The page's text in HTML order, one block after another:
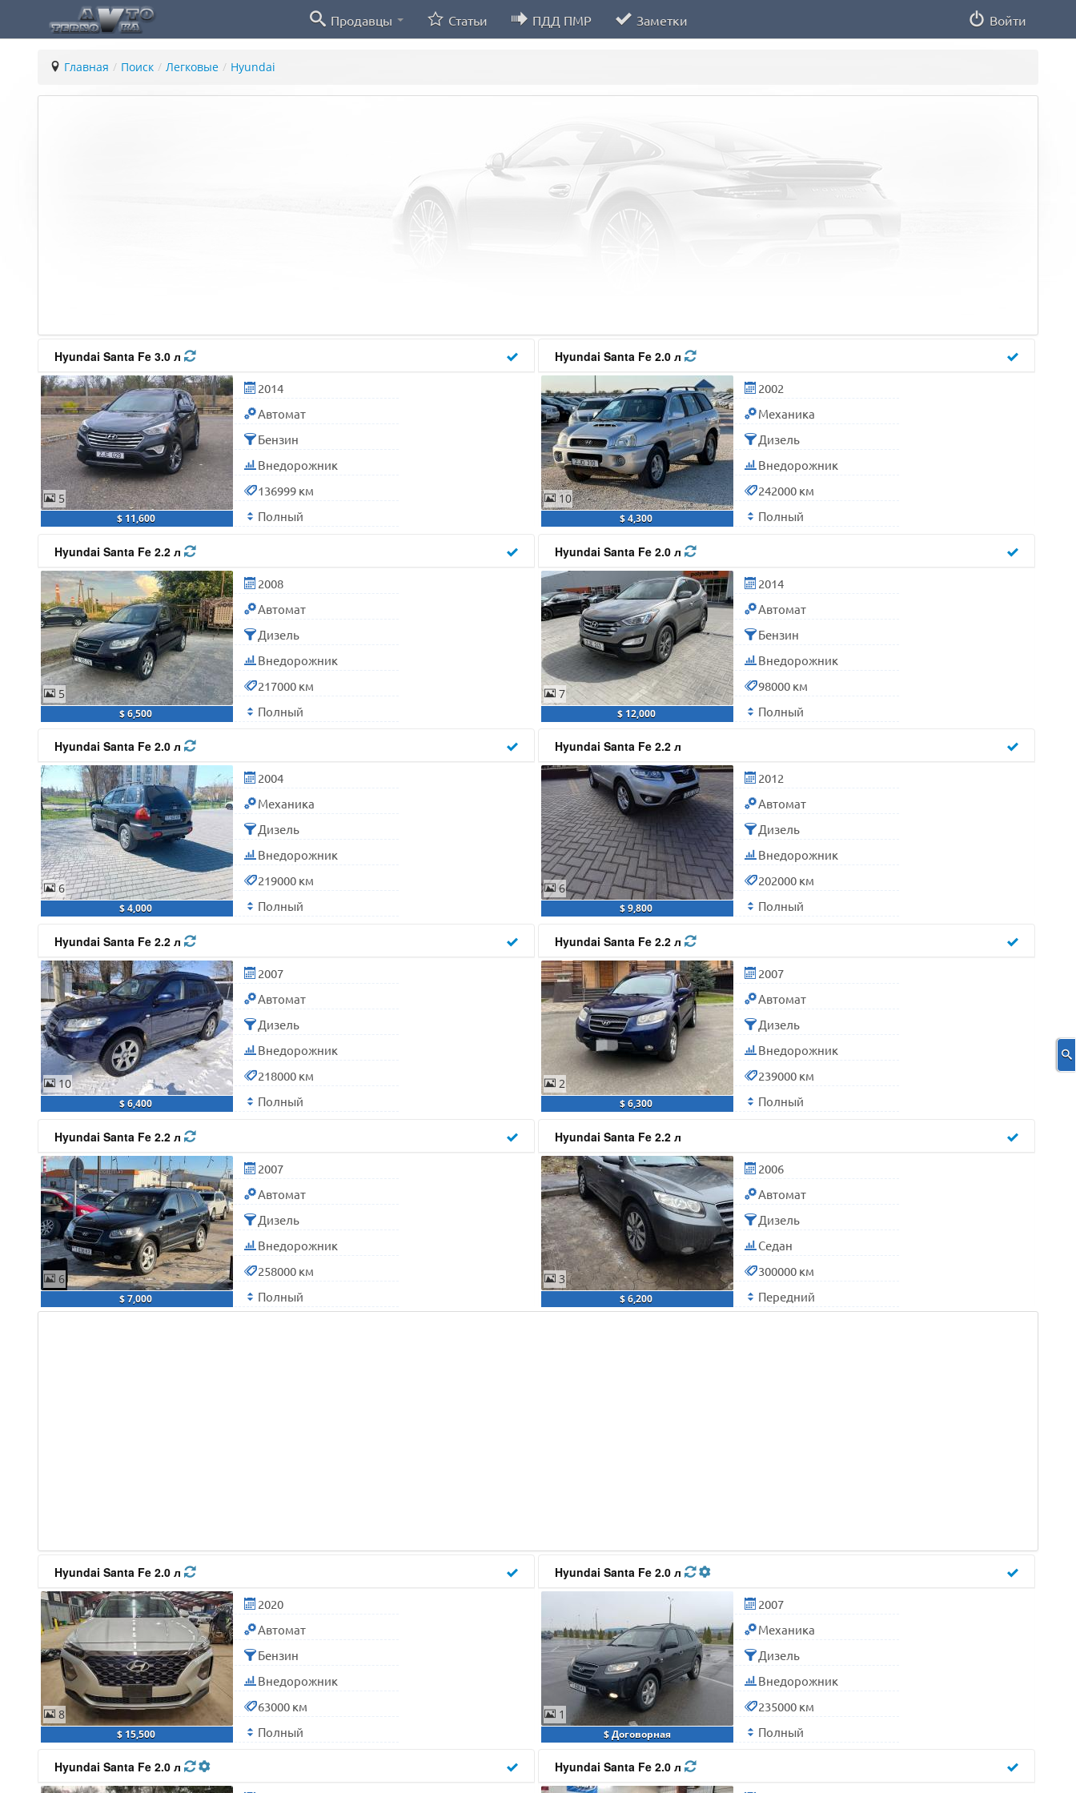
Войти
Продавцы Статьи ПДД ПМР Заметки
Главная / Поиск / Легковые / Hyundai
Hyundai Santa Fe 3.0 л
5
$ 11,600
2014
Автомат
Бензин
Внедорожник
136999 км
Полный
Hyundai Santa Fe 2.0 л
10
$ 4,300
2002
Механика
Дизель
Внедорожник
242000 км
Полный
Hyundai Santa Fe 2.2 л
5
$ 6,500
2008
Автомат
Дизель
Внедорожник
217000 км
Полный
Hyundai Santa Fe 2.0 л
7
$ 12,000
2014
Автомат
Бензин
Внедорожник
98000 км
Полный
Hyundai Santa Fe 2.0 л
6
$ 4,000
2004
Механика
Дизель
Внедорожник
219000 км
Полный
Hyundai Santa Fe 2.2 л
6
$ 9,800
2012
Автомат
Дизель
Внедорожник
202000 км
Полный
Hyundai Santa Fe 2.2 л
10
$ 6,400
2007
Автомат
Дизель
Внедорожник
218000 км
Полный
Hyundai Santa Fe 2.2 л
2
$ 6,300
2007
Автомат
Дизель
Внедорожник
239000 км
Полный
Hyundai Santa Fe 2.2 л
6
$ 7,000
2007
Автомат
Дизель
Внедорожник
258000 км
Полный
Hyundai Santa Fe 2.2 л
3
$ 6,200
2006
Автомат
Дизель
Седан
300000 км
Передний
Hyundai Santa Fe 2.0 л
8
$ 15,500
2020
Автомат
Бензин
Внедорожник
63000 км
Полный
Hyundai Santa Fe 2.0 л
1
$ Договорная
2007
Механика
Дизель
Внедорожник
235000 км
Полный
Hyundai Santa Fe 2.0 л Hyundai Santa Fe 2.0 л